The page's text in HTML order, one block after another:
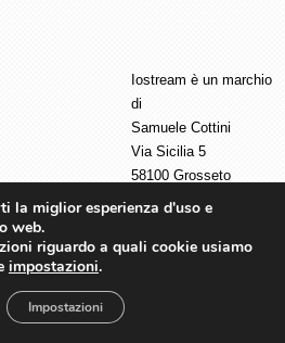
Iostream è un marchio
di
Samuele Cottini
Via Sicilia 5
58100 Grosseto
P.I. 01440730537
la miglior esperienza d'uso e
web.
riguardo a quali cookie usiamo
impostazioni.
Impostazioni